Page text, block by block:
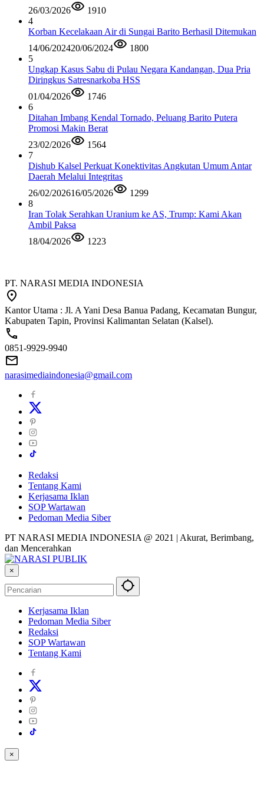
26/03/2026
1910
4
Korban Kecelakaan Air di Sungai Barito Berhasil Ditemukan
14/06/202420/06/2024
1800
5
Ungkap Kasus Sabu di Pulau Negara Kandangan, Dua Pria
Diringkus Satresnarkoba HSS
01/04/2026
1746
6
Ditahan Imbang Kendal Tornado, Peluang Barito Putera
Promosi Makin Berat
23/02/2026
1564
7
Dishub Kalsel Perkuat Konektivitas Angkutan Umum Antar
Daerah Melalui Integritas
26/02/202616/05/2026
1299
8
Iran Tolak Serahkan Uranium ke AS, Trump: Kami Akan
Ambil Paksa
18/04/2026
1223
PT. NARASI MEDIA INDONESIA
Kantor Utama : Jl. A Yani Desa Banua Padang, Kecamatan Bungur,
Kabupaten Tapin, Provinsi Kalimantan Selatan (Kalsel).
0851-9929-9940
narasimediaindonesia@gmail.com
Redaksi
Tentang Kami
Kerjasama Iklan
SOP Wartawan
Pedoman Media Siber
PT NARASI MEDIA INDONESIA @ 2021 | Akurat, Berimbang,
dan Mencerahkan
×
Kerjasama Iklan
Pedoman Media Siber
Redaksi
SOP Wartawan
Tentang Kami
×